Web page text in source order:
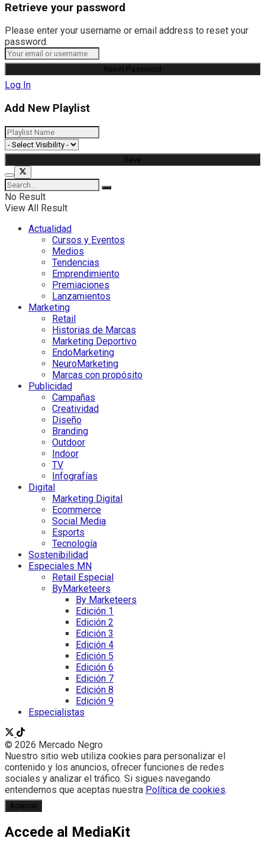
Retrieve your password
Please enter your username or email address to reset your
password.
Log In
Add New Playlist
No Result
View All Result
Actualidad
Cursos y Eventos
Medios
Tendencias
Emprendimiento
Premiaciones
Lanzamientos
Marketing
Retail
Historias de Marcas
Marketing Deportivo
EndoMarketing
NeuroMarketing
Marcas con propósito
Publicidad
Campañas
Creatividad
Diseño
Branding
Outdoor
Indoor
TV
Infografías
Digital
Marketing Digital
Ecommerce
Social Media
Esports
Tecnología
Sostenibilidad
Especiales MN
Retail Especial
ByMarketeers
By Marketeers
Edición 1
Edición 2
Edición 3
Edición 4
Edición 5
Edición 6
Edición 7
Edición 8
Edición 9
Especialistas
© 2026 Mercado Negro
Nuestro sitio web utiliza cookies para personalizar el
contenido y los anuncios, ofrecer funciones de redes
sociales y analizar el tráfico. Si sigues navegando
entendemos que aceptas nuestra Política de cookies.
Aceptar
Accede al MediaKit